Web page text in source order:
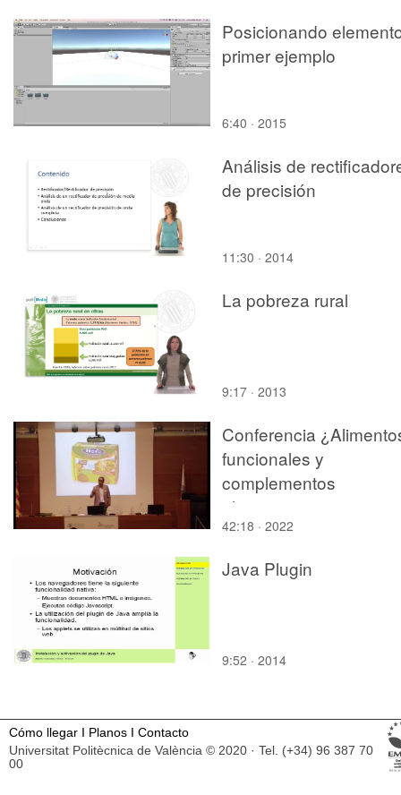
Posicionando
primer ejemplo
6:40 · 2015
Análisis de
de precisión
11:30 · 2014
La pobreza rural
9:17 · 2013
Conferencia
funcionales y
complementos
alimenticios: un
matrimonio de
42:18 · 2022
Java Plugin
9:52 · 2014
Cómo llegar I Planos I Contacto
Universitat Politècnica de València © 2020 · Tel. (+34) 96 387 70
00